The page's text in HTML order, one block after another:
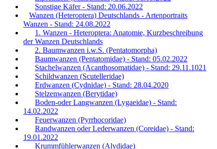
Sonstige Käfer - Stand: 20.06.2022
Wanzen (Heteroptera) Deutschlands - Artenportraits
Wanzen - Stand: 24.08.2022
1. Wanzen - Heteroptera: Anatomie, Kurzbeschreibung
der Wanzen Deutschlands
2. Baumwanzen i.w.S. (Pentatomorpha)
Baumwanzen (Pentatomidae) - Stand: 05.02.2022
Stachelwanzen (Acanthosomatidae) - Stand: 29.11.1021
Schildwanzen (Scutelleridae)
Erdwanzen (Cydnidae) - Stand: 28.04.2020
Stelzenwanzen (Berytidae)
Boden-oder Langwanzen (Lygaeidae) - Stand:
14.02.2022
Feuerwanzen (Pyrrhocoridae)
Randwanzen oder Lederwanzen (Coreidae) - Stand:
19.01.2022
Krummfühlerwanzen (Alydidae)